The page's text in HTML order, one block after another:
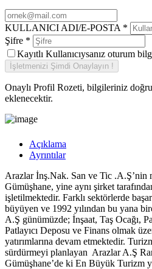
KULLANICI ADI/E-POSTA *
Şifre *
Kayıtlı Kullanıcıysanız oturum
Onaylı Profil Rozeti, bilgileriniz
eklenecektir.
Açıklama
Ayrıntılar
Arazlar İnş.Nak. San ve Tic .A.Ş’nin
Gümüşhane, yine aynı şirket
işletilmektedir. Farklı sektörlerde
büyüyen ve 1992 yılından bu yana
A.Ş günümüzde; İnşaat, Taş Ocağı,
Patlayıcı Deposu ve Finans olmak
yatırımlarına devam etmektedir.
sürdürmeyi planlayan Arazlar A.Ş
Gümüşhane’de ki En Büyük Turizm